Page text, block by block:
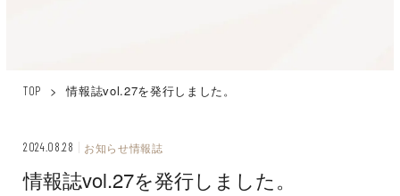
TOP > 情報誌vol.27を発行しました。
2024.08.28 お知らせ情報誌
情報誌vol.27を発行しました。